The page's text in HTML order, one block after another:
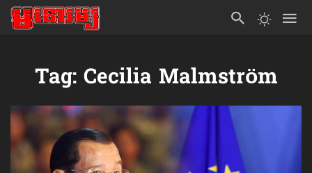
Tag: Cecilia Malmström